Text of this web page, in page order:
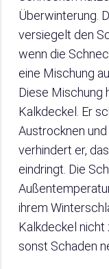
Überwinterung.
versiegelt den
wenn die
eine Mischung
Diese Mischung
Kalkdeckel. Er
Austrocknen
verhindert er,
eindringt. Die
ihrem
Kalkdeckel nicht
sonst Schaden